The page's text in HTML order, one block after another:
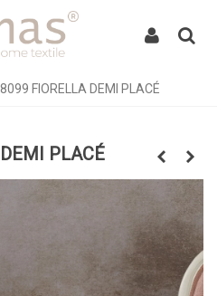
8099 FIORELLA DEMI PLACÉ
PLACÉ